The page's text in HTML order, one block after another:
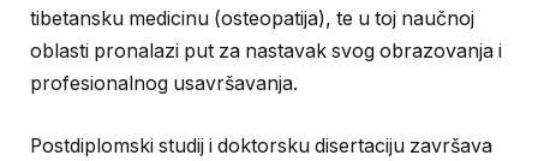
tibetansku medicinu (osteopatija), te u toj naučnoj
oblasti pronalazi put za nastavak svog obrazovanja i
profesionalnog usavršavanja.
Postdiplomski studij i doktorsku disertaciju završava